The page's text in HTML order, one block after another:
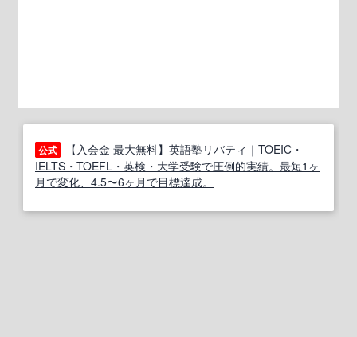
公式
【入会金 最大無料】英語塾リバティ｜TOEIC・
IELTS・TOEFL・英検・大学受験で圧倒的実績。最短1ヶ
月で変化、4.5〜6ヶ月で目標達成。